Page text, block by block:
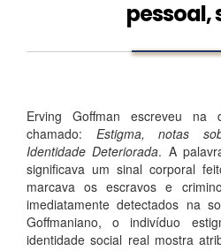
pessoal,
Erving Goffman escreveu
chamado: Estigma, notas
Identidade Deteriorada. A
significava um sinal corporal
marcava os escravos e
imediatamente detectados na
Goffmaniano, o indivíduo
identidade social real mostra